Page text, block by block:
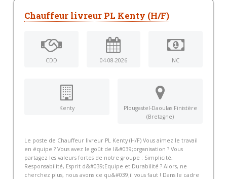
Chauffeur livreur PL Kenty (H/F)
CDD 04-08-2026 NC
Kenty
Plougastel-Daoulas Finistère
(Bretagne)
Le poste de Chauffeur livreur PL Kenty (H/F) Vous aimez le travail
en équipe ? Vous avez le goût de l&#039;organisation ? Vous
partagez les valeurs fortes de notre groupe : Simplicité,
Responsabilité, Esprit d&#039;Equipe et Durabilité ? Alors, ne
cherchez plus, nous avons ce qu&#039;il vous faut ! Dans le cadre